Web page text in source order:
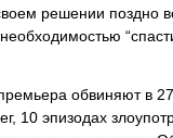
решении поздно
обвиняют в
10 эпизодах